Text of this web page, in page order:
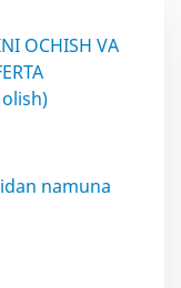
OCHISH VA
olish)
namuna